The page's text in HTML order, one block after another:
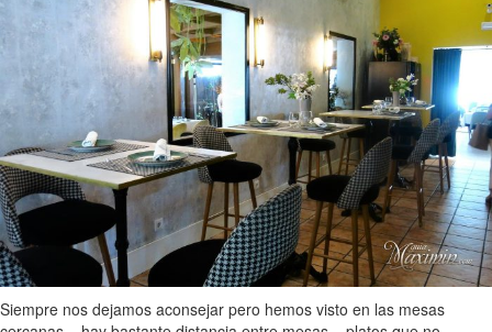
Siempre nos dejamos aconsejar pero hemos visto en las mesas